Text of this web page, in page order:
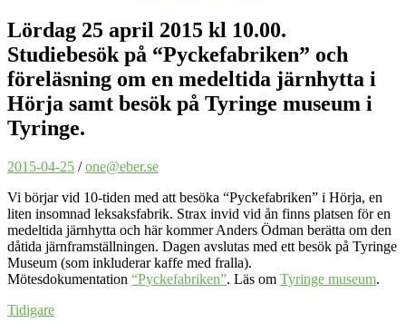
Lördag 25 april 2015 kl 10.00.
Studiebesök på “Pyckefabriken” och
föreläsning om en medeltida järnhytta i
Hörja samt besök på Tyringe museum i
Tyringe.
2015-04-25 /one@eber.se
Vi börjar vid 10-tiden med att besöka “Pyckefabriken” i Hörja, en
liten insomnad leksaksfabrik. Strax invid vid ån finns platsen för en
medeltida järnhytta och här kommer Anders Ödman berätta om den
dåtida järnframställningen. Dagen avslutas med ett besök på Tyringe
Museum (som inkluderar kaffe med fralla).
Mötesdokumentation “Pyckefabriken”. Läs om Tyringe museum.
Tidigare